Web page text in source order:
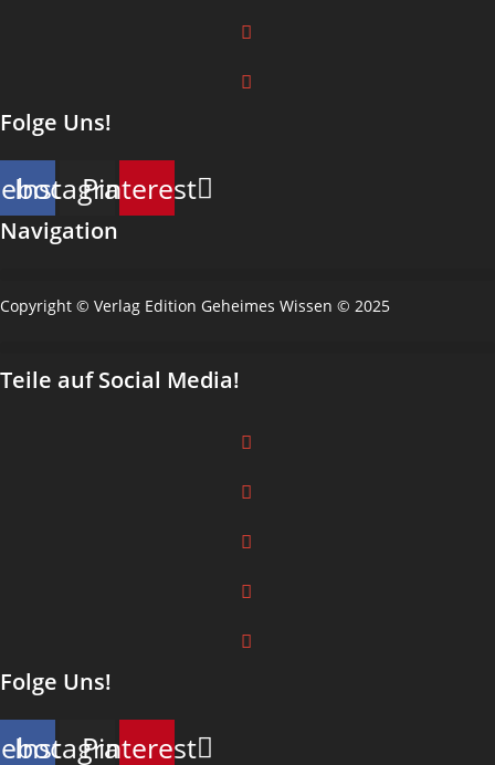
Folge Uns!
Instagram
Pinterest
Navigation
Copyright © Verlag Edition Geheimes Wissen © 2025
Teile auf Social Media!
Folge Uns!
Instagram
Pinterest